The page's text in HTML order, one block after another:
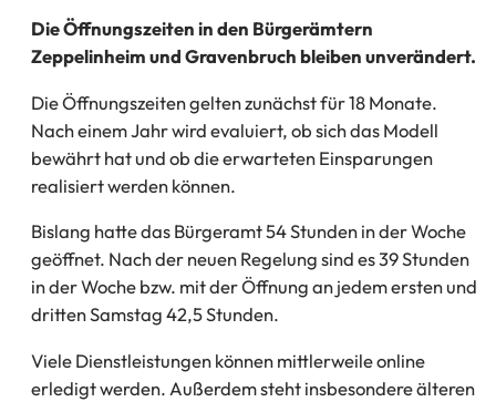
Die Öffnungszeiten in den Bürgerämtern
Zeppelinheim und Gravenbruch bleiben unverändert.
Die Öffnungszeiten gelten zunächst für 18 Monate.
Nach einem Jahr wird evaluiert, ob sich das Modell
bewährt hat und ob die erwarteten Einsparungen
realisiert werden können.
Bislang hatte das Bürgeramt 54 Stunden in der Woche
geöffnet. Nach der neuen Regelung sind es 39 Stunden
in der Woche bzw. mit der Öffnung an jedem ersten und
dritten Samstag 42,5 Stunden.
Viele Dienstleistungen können mittlerweile online
erledigt werden. Außerdem steht insbesondere älteren